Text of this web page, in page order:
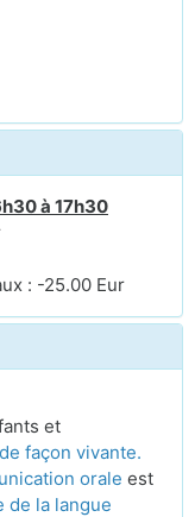
à 17h30
: -25.00 Eur
et
façon vivante.
orale est
de la langue